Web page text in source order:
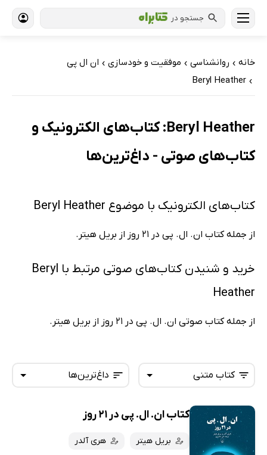
جستجو در
خانه › روانشناسی › موفقیت و خودسازی › ان ال پی
›
Beryl Heather
Beryl Heather: کتاب‌های الکترونیک و
کتاب‌های صوتی - داغ‌ترین‌ها
کتاب‌های الکترونیک با موضوع Beryl Heather
از جمله کتاب ان. ال. پی در 21 روز از بریل هیتر.
خرید و شنیدن کتاب‌های صوتی مرتبط با Beryl
Heather
از جمله کتاب صوتی ان. ال. پی در 21 روز از بریل هیتر.
داغ‌ترین‌ها
تازه‌ها
داغ‌ترین‌ها
کتاب متنی
همه کتاب‌ها
کتاب‌های صوتی
کتاب ان. ال. پی در 21 روز
بریل هیتر
هری آلدر